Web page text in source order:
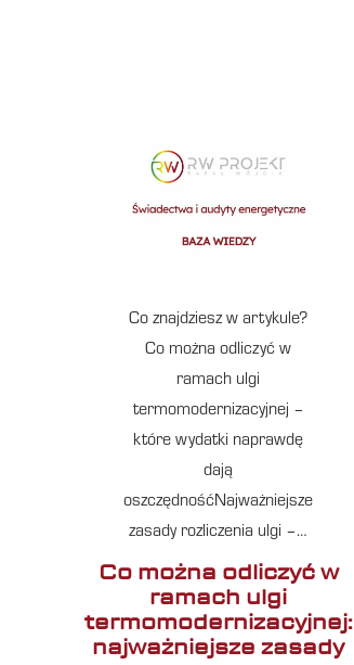
Co znajdziesz w artykule?
Co można odliczyć w
ramach ulgi
termomodernizacyjnej –
które wydatki naprawdę
dają
oszczędnośćNajważniejsze
zasady rozliczenia ulgi –…
Co można odliczyć w
ramach ulgi
termomodernizacyjnej:
najważniejsze zasady